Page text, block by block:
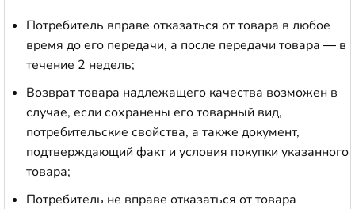
Потребитель вправе отказаться от товара в любое
время до его передачи, а после передачи товара — в
течение 2 недель;
Возврат товара надлежащего качества возможен в
случае, если сохранены его товарный вид,
потребительские свойства, а также документ,
подтверждающий факт и условия покупки указанного
товара;
Потребитель не вправе отказаться от товара